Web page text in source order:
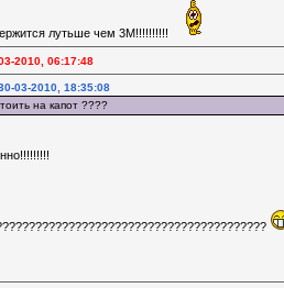
лутьше чем 3М!!!!!!!!!!
2010, 06:17:48
03-2010, 18:35:08
на капот ????